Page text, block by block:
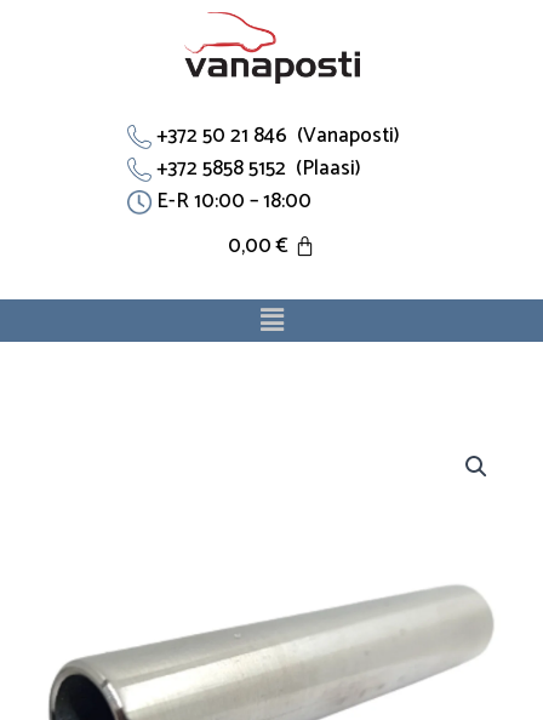
+372 50 21 846 (Vanaposti)
+372 5858 5152 (Plaasi)
E-R 10:00 – 18:00
0,00€
Menu
teras
kogus